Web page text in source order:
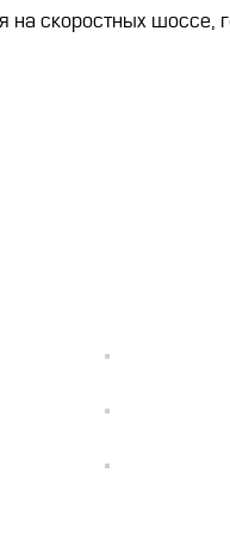
на скоростных шоссе,